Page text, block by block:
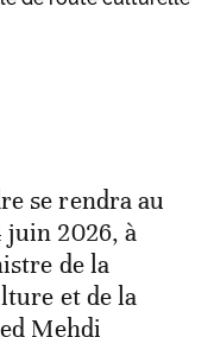
se rendra au
juin 2026, à
de la
et de la
Mehdi